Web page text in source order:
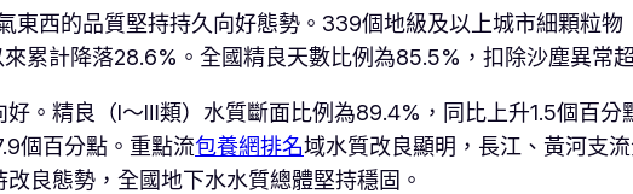
東西的品質堅持持久向好態勢。339個地級及以上城市細顆粒
累計降落28.6%。全國精良天數比例為85.5%，扣除沙塵異常
。精良（Ⅰ～Ⅲ類）水質斷面比例為89.4%，同比上升1.5個百
個百分點。重點流包養網排名域水質改良顯明，長江、黃河支
良態勢，全國地下水水質總體堅持穩固。